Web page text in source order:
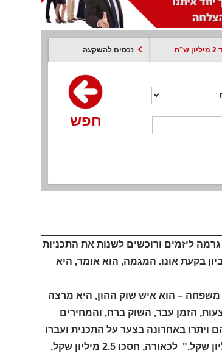
נכסים להשקעה
חפש
חפש
חפש
חפש חפש חפש
חפש
האחרונות, גרמה ליזמים ורוכשים לשנות את התכניות
בקעת אונו. המגמה, הוא אומר, היא
– הוא איש שוק ההון, היא מרצה
עם בריכת שחיה,על מגרש בן 1.5 דונם, בדקו הצעות, הזמן עבר, השוק ברח, והמחירים
היה עליהם לשלם בין 17 ל-18 מיליון שקל, הם ויתרו באחרונה בצער על התכנית ועברו
ליוזמה עצמית, קנו מגרש בן 1.25 דונם ועליו בית בן 380 מ"ר הטעון שיפוץ, בכ-3 מיליון שקל." לכאורה, חסכו 2.5 מיליון שקל,